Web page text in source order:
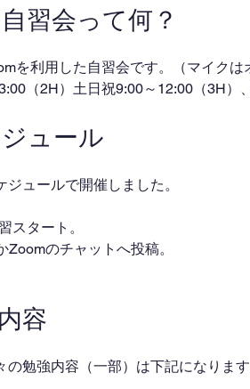
習会って何？
を利用した自習会です。（マイクは
（2H）土日祝9:00～12:00（3H）
ュール
ュールで開催しました。
スタート。
のチャットへ投稿。
容
勉強内容（一部）は下記になります